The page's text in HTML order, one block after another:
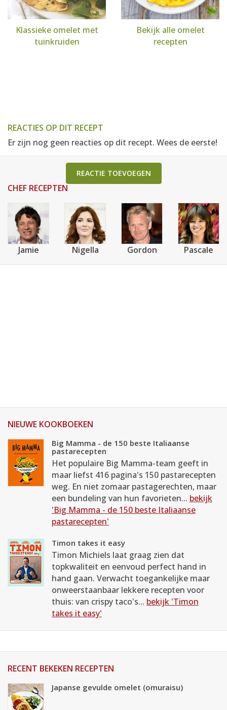
Klassieke omelet met
tuinkruiden
Bekijk alle omelet
recepten
REACTIES OP DIT RECEPT
Er zijn nog geen reacties op dit recept. Wees de eerste!
REACTIE TOEVOEGEN
CHEF RECEPTEN
Jamie Nigella Gordon Pascale
NIEUWE KOOKBOEKEN
Big Mamma - de 150 beste Italiaanse
pastarecepten
Het populaire Big Mamma-team geeft in
maar liefst 416 pagina's 150 pastarecepten
weg. En niet zomaar pastagerechten, maar
een bundeling van hun favorieten... bekijk
'Big Mamma - de 150 beste Italiaanse
pastarecepten'
Timon takes it easy
Timon Michiels laat graag zien dat
topkwaliteit en eenvoud perfect hand in
hand gaan. Verwacht toegankelijke maar
onweerstaanbaar lekkere recepten voor
thuis: van crispy taco's... bekijk 'Timon
takes it easy'
RECENT BEKEKEN RECEPTEN
Japanse gevulde omelet (omuraisu)